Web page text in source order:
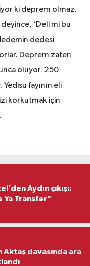
ki deprem olmaz.
‘Deli mi bu
dedesi
Deprem zaten
oluyor. 250
fayının eli
korkutmak için
Aydın çıkışı:
Ya Transfer"
Aktaş davasında ara